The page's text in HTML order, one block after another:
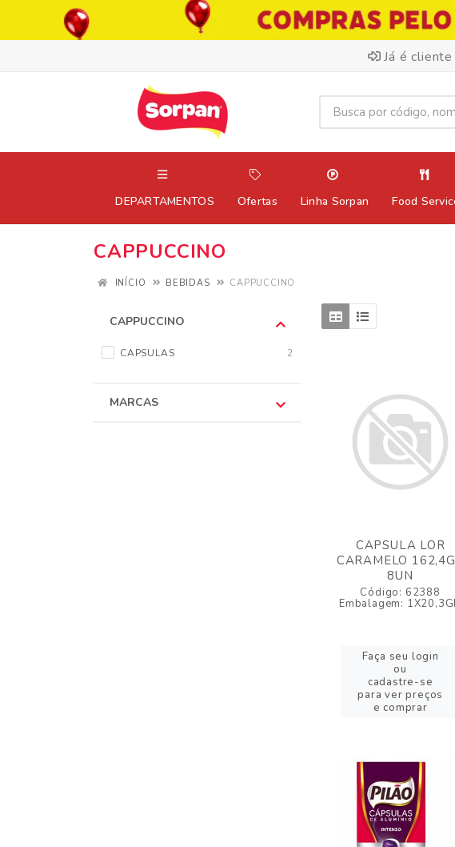
Já é
DEPARTAMENTOS Ofertas Linha Sorpan Food
CAPPUCCINO
INÍCIO BEBIDAS CAPPUCCINO
CAPPUCCINO
CAPSULAS 2
MARCAS
CAPSULA LOR
CARAMELO
8UN
Código: 62388
Embalagem:
Faça seu login
ou
cadastre-se
para ver preços
e comprar